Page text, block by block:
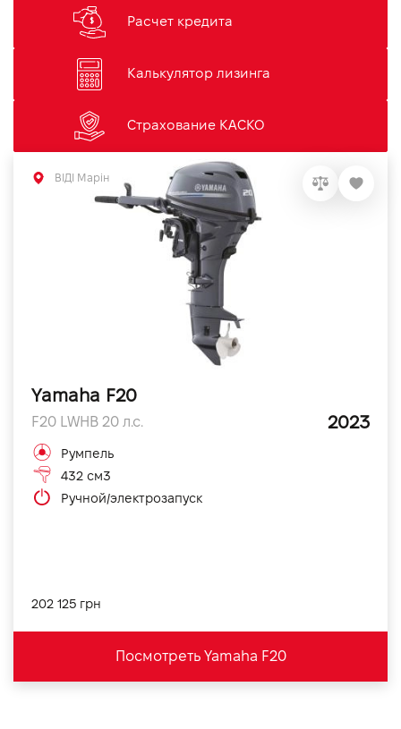
Расчет кредита
Калькулятор лизинга
Страхование КАСКО
Yamaha F20
F20 LWHB 20 л.с. 2023
Румпель
432 см3
Ручной/электрозапуск
202 125 грн
ВІДІ Марін
Посмотреть Yamaha F20